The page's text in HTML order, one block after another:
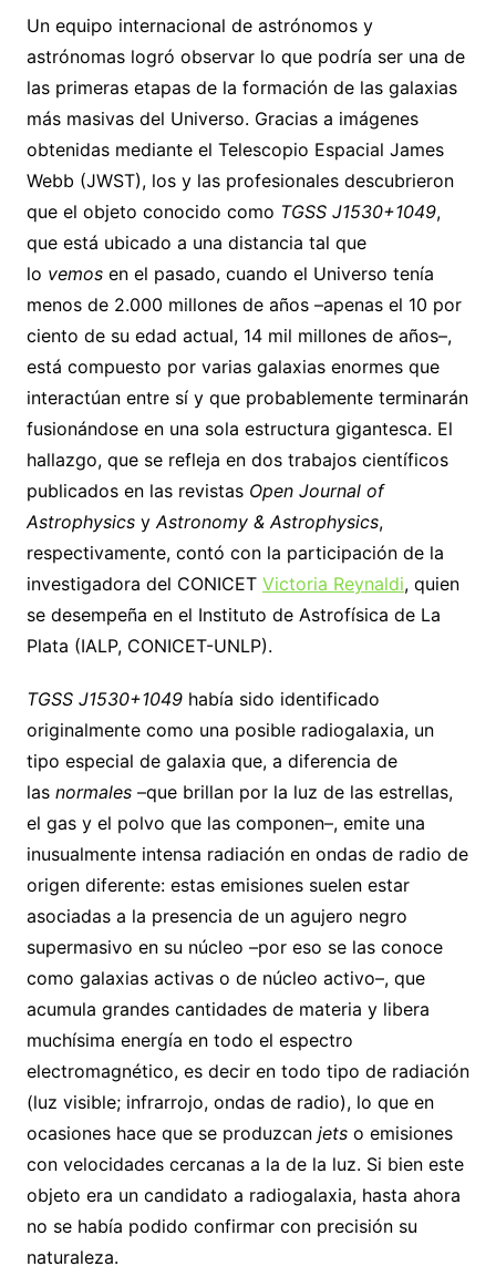
Un equipo internacional de astrónomos y
astrónomas logró observar lo que podría ser una de
las primeras etapas de la formación de las galaxias
más masivas del Universo. Gracias a imágenes
obtenidas mediante el Telescopio Espacial James
Webb (JWST), los y las profesionales descubrieron
que el objeto conocido como TGSS J1530+1049,
que está ubicado a una distancia tal que
lo vemos en el pasado, cuando el Universo tenía
menos de 2.000 millones de años –apenas el 10 por
ciento de su edad actual, 14 mil millones de años–,
está compuesto por varias galaxias enormes que
interactúan entre sí y que probablemente terminarán
fusionándose en una sola estructura gigantesca. El
hallazgo, que se refleja en dos trabajos científicos
publicados en las revistas Open Journal of
AstrophysicsyAstronomy & Astrophysics,
respectivamente, contó con la participación de la
investigadora del CONICET Victoria Reynaldi, quien
se desempeña en el Instituto de Astrofísica de La
Plata (IALP, CONICET-UNLP).
TGSS J1530+1049había sido identificado
originalmente como una posible radiogalaxia, un
tipo especial de galaxia que, a diferencia de
las normales–que brillan por la luz de las estrellas,
el gas y el polvo que las componen–, emite una
inusualmente intensa radiación en ondas de radio de
origen diferente: estas emisiones suelen estar
asociadas a la presencia de un agujero negro
supermasivo en su núcleo –por eso se las conoce
como galaxias activas o de núcleo activo–, que
acumula grandes cantidades de materia y libera
muchísima energía en todo el espectro
electromagnético, es decir en todo tipo de radiación
(luz visible; infrarrojo, ondas de radio), lo que en
ocasiones hace que se produzcan jetso emisiones
con velocidades cercanas a la de la luz. Si bien este
objeto era un candidato a radiogalaxia, hasta ahora
no se había podido confirmar con precisión su
naturaleza.